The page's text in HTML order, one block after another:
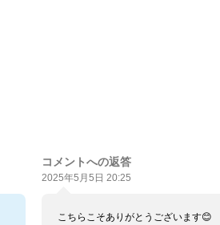
コメントへの返答
2025年5月5日 20:25
こちらこそありがとうございます😊